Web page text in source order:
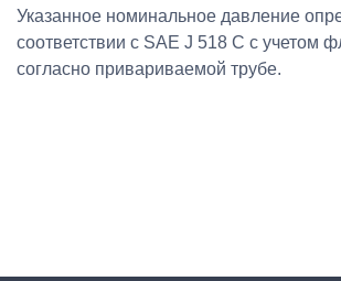
Указанное номинальное давление
соответствии с SAE J 518 C с учетом
согласно привариваемой трубе.